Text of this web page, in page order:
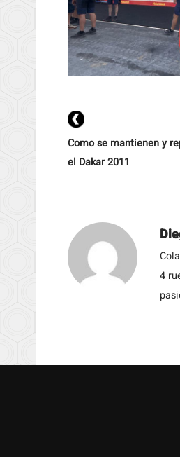
Como se mantienen y
el Dakar 2011
4